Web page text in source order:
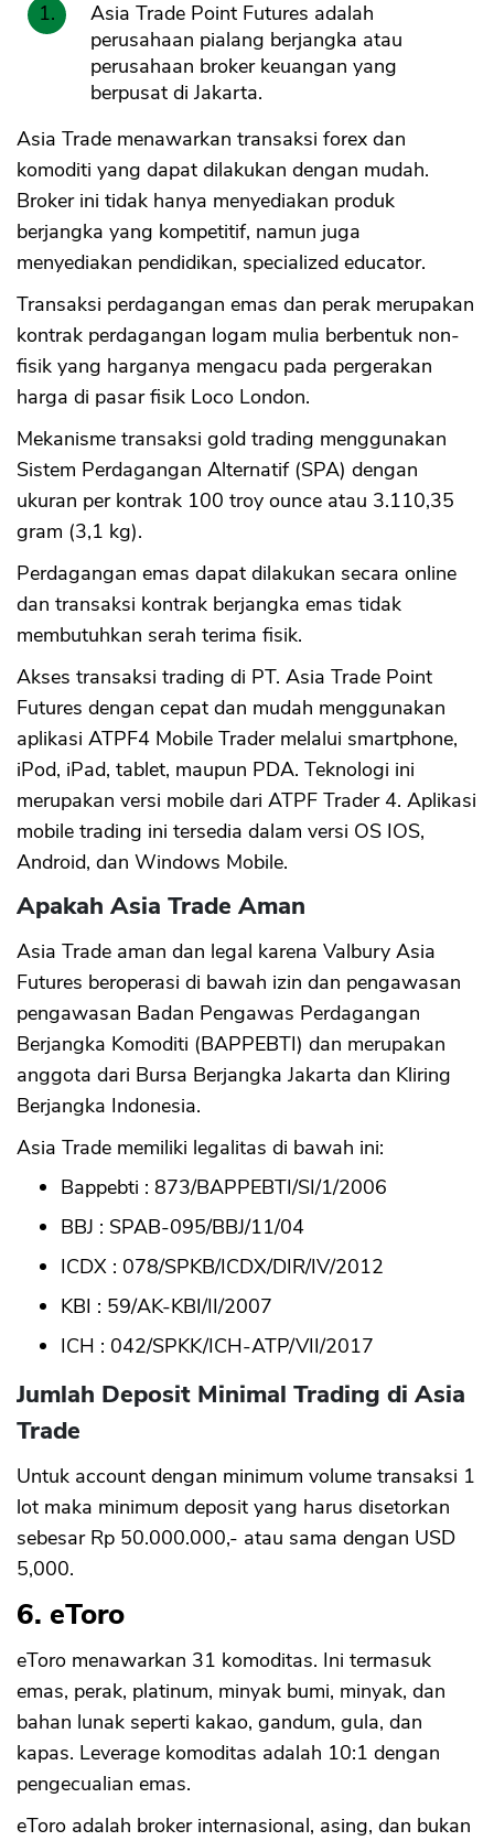
Asia Trade Point Futures adalah
perusahaan pialang berjangka atau
perusahaan broker keuangan yang
berpusat di Jakarta.
Asia Trade menawarkan transaksi forex dan
komoditi yang dapat dilakukan dengan mudah.
Broker ini tidak hanya menyediakan produk
berjangka yang kompetitif, namun juga
menyediakan pendidikan, specialized educator.
Transaksi perdagangan emas dan perak merupakan
kontrak perdagangan logam mulia berbentuk non-
fisik yang harganya mengacu pada pergerakan
harga di pasar fisik Loco London.
Mekanisme transaksi gold trading menggunakan
Sistem Perdagangan Alternatif (SPA) dengan
ukuran per kontrak 100 troy ounce atau 3.110,35
gram (3,1 kg).
Perdagangan emas dapat dilakukan secara online
dan transaksi kontrak berjangka emas tidak
membutuhkan serah terima fisik.
Akses transaksi trading di PT. Asia Trade Point
Futures dengan cepat dan mudah menggunakan
aplikasi ATPF4 Mobile Trader melalui smartphone,
iPod, iPad, tablet, maupun PDA. Teknologi ini
merupakan versi mobile dari ATPF Trader 4. Aplikasi
mobile trading ini tersedia dalam versi OS IOS,
Android, dan Windows Mobile.
Apakah Asia Trade Aman
Asia Trade aman dan legal karena Valbury Asia
Futures beroperasi di bawah izin dan pengawasan
pengawasan Badan Pengawas Perdagangan
Berjangka Komoditi (BAPPEBTI) dan merupakan
anggota dari Bursa Berjangka Jakarta dan Kliring
Berjangka Indonesia.
Asia Trade memiliki legalitas di bawah ini:
Bappebti : 873/BAPPEBTI/SI/1/2006
BBJ : SPAB-095/BBJ/11/04
ICDX : 078/SPKB/ICDX/DIR/IV/2012
KBI : 59/AK-KBI/II/2007
ICH : 042/SPKK/ICH-ATP/VII/2017
Jumlah Deposit Minimal Trading di Asia
Trade
Untuk account dengan minimum volume transaksi 1
lot maka minimum deposit yang harus disetorkan
sebesar Rp 50.000.000,- atau sama dengan USD
5,000.
6. eToro
eToro menawarkan 31 komoditas. Ini termasuk
emas, perak, platinum, minyak bumi, minyak, dan
bahan lunak seperti kakao, gandum, gula, dan
kapas. Leverage komoditas adalah 10:1 dengan
pengecualian emas.
eToro adalah broker internasional, asing, dan bukan
OK
CANCEL